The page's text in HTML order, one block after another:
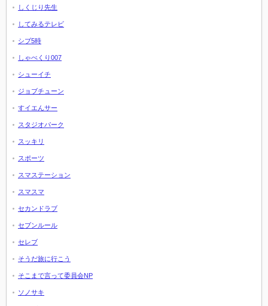
しくじり先生
してみるテレビ
シブ5時
しゃべくり007
シューイチ
ジョブチューン
すイエんサー
スタジオパーク
スッキリ
スポーツ
スマステーション
スマスマ
セカンドラブ
セブンルール
セレブ
そうだ旅に行こう
そこまで言って委員会NP
ソノサキ